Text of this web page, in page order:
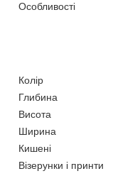
Особливості
Колір
Глибина
Висота
Ширина
Кишені
Візерунки і принти